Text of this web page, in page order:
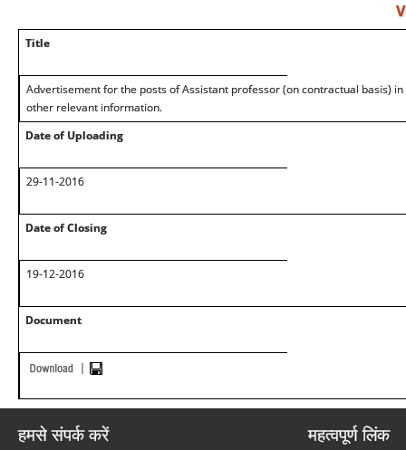
Title
Advertisement for the posts of Assistant professor (on contractual basis)
other relevant information.
Date of Uploading
29-11-2016
Date of Closing
19-12-2016
Document
हमसे संपर्क करें महत्वपूर्ण लिंक